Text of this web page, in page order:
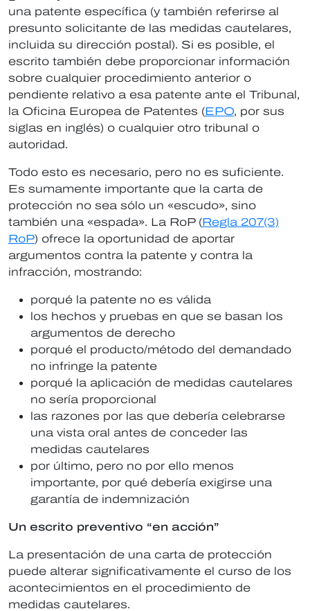
una patente específica (y también referirse al
presunto solicitante de las medidas cautelares,
incluida su dirección postal). Si es posible, el
escrito también debe proporcionar información
sobre cualquier procedimiento anterior o
pendiente relativo a esa patente ante el Tribunal,
la Oficina Europea de Patentes (EPO, por sus
siglas en inglés) o cualquier otro tribunal o
autoridad.
Todo esto es necesario, pero no es suficiente.
Es sumamente importante que la carta de
protección no sea sólo un «escudo», sino
también una «espada». La RoP (Regla 207(3)
RoP) ofrece la oportunidad de aportar
argumentos contra la patente y contra la
infracción, mostrando:
porqué la patente no es válida
los hechos y pruebas en que se basan los
argumentos de derecho
porqué el producto/método del demandado
no infringe la patente
porqué la aplicación de medidas cautelares
no sería proporcional
las razones por las que debería celebrarse
una vista oral antes de conceder las
medidas cautelares
por último, pero no por ello menos
importante, por qué debería exigirse una
garantía de indemnización
Un escrito preventivo “en acción”
La presentación de una carta de protección
puede alterar significativamente el curso de los
acontecimientos en el procedimiento de
medidas cautelares.